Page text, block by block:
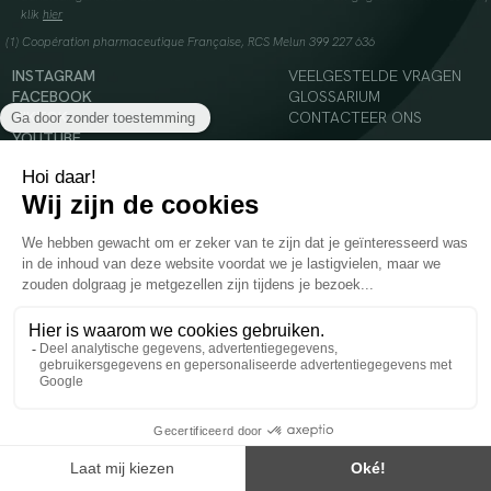
klik hier
(1) Coopération pharmaceutique Française, RCS Melun 399 227 636
INSTAGRAM
FACEBOOK
TIKTOK
YOUTUBE
VEELGESTELDE VRAGEN
GLOSSARIUM
CONTACTEER ONS
Voedingssupplement dat moet worden geconsumeerd als onderdeel van een gevarieerde,
evenwichtige voeding en een gezonde levensstijl. Aanbevolen dagelijkse dosis niet
overschrijden. Enkel voor volwassenen, buiten het bereik van kinderen houden.